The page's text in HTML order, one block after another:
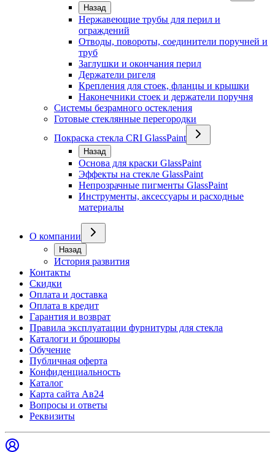
Назад
Нержавеющие трубы для перил и
ограждений
Отводы, повороты, соединители поручней и
труб
Заглушки и окончания перил
Держатели ригеля
Крепления для стоек, фланцы и крышки
Наконечники стоек и держатели поручня
Системы безрамного остекления
Готовые стеклянные перегородки
Покраска стекла CRI GlassPaint
Назад
Основа для краски GlassPaint
Эффекты на стекле GlassPaint
Непрозрачные пигменты GlassPaint
Инструменты, аксессуары и расходные
материалы
О компании
Назад
История развития
Контакты
Скидки
Оплата и доставка
Оплата в кредит
Гарантия и возврат
Правила эксплуатации фурнитуры для стекла
Каталоги и брошюры
Обучение
Публичная оферта
Конфиденциальность
Каталог
Карта сайта Ав24
Вопросы и ответы
Реквизиты